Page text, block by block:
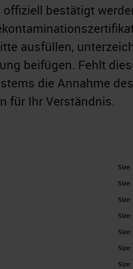
bestätigt
ausfüllen,
beifügen. Fehlt
die Annahme
für Ihr Verständnis.
Size:
Size:
Size:
Size:
Size:
Size:
Size: